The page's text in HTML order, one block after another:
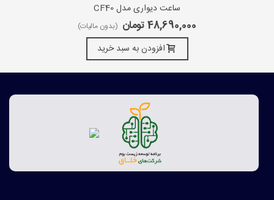
ساعت دیواری مدل CF40
48,690,000 تومان (بدون مالیات)
افزودن به سبد خرید